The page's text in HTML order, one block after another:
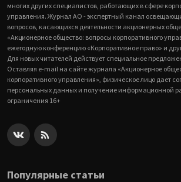
многих других специалистов, работающих в сфере
управления. Журнал АО - экспертный канал
вопросов, касающихся деятельности акционерных
«Акционерное общество: вопросы корпоративного
ежегодную конференцию «Корпоративное право» и
Для новых читателей действует специальное
Оставляя e-mail на сайте журнала «Акционерное
корпоративного управления», физическое лицо дает
персональных данных и получение информационной
ограничения 16+
Популярные статьи